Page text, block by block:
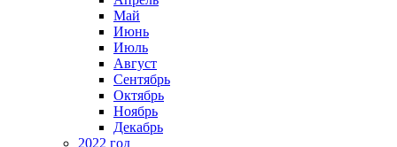
Май
Июнь
Июль
Август
Сентябрь
Октябрь
Ноябрь
Декабрь
2022 год